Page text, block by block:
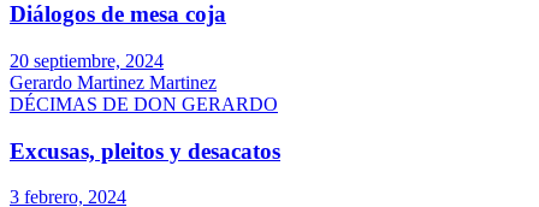
Diálogos de mesa coja
20 septiembre, 2024
Gerardo Martinez Martinez
DÉCIMAS DE DON GERARDO
Excusas, pleitos y desacatos
3 febrero, 2024